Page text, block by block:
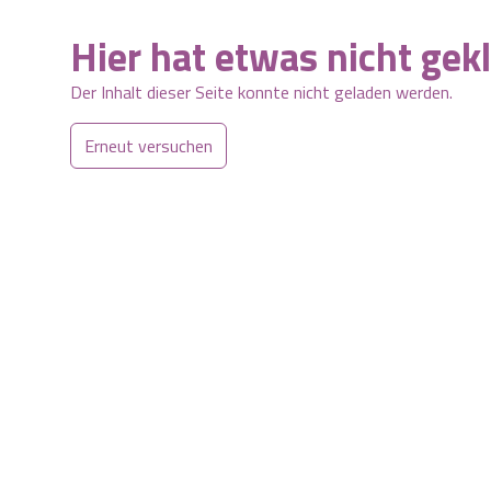
Hier hat etwas nicht
Der Inhalt dieser Seite konnte nicht geladen werden.
Erneut versuchen